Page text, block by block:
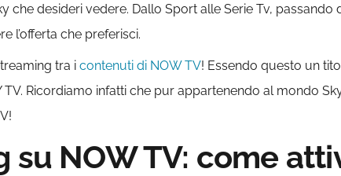
desideri vedere. Dallo Sport alle Serie Tv, passando
l’offerta che preferisci.
tra i contenuti di NOW TV! Essendo questo un
Ricordiamo infatti che pur appartenendo al mondo
NOW TV: come